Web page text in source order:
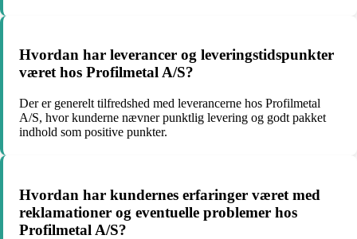
Hvordan har leverancer og leveringstidspunkter
været hos Profilmetal A/S?
Der er generelt tilfredshed med leverancerne hos Profilmetal
A/S, hvor kunderne nævner punktlig levering og godt pakket
indhold som positive punkter.
Hvordan har kundernes erfaringer været med
reklamationer og eventuelle problemer hos
Profilmetal A/S?